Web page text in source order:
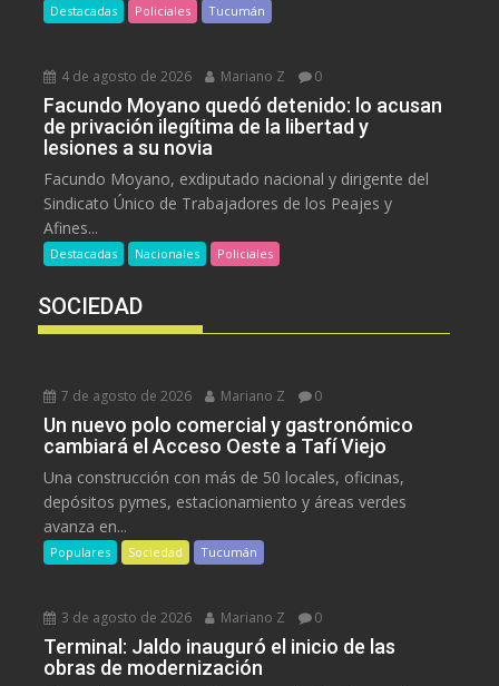
Destacadas Policiales Tucumán
4 de agosto de 2026 Mariano Z 0
Facundo Moyano quedó detenido: lo acusan
de privación ilegítima de la libertad y
lesiones a su novia
Facundo Moyano, exdiputado nacional y dirigente del
Sindicato Único de Trabajadores de los Peajes y
Afines...
Destacadas Nacionales Policiales
SOCIEDAD
7 de agosto de 2026 Mariano Z 0
Un nuevo polo comercial y gastronómico
cambiará el Acceso Oeste a Tafí Viejo
Una construcción con más de 50 locales, oficinas,
depósitos pymes, estacionamiento y áreas verdes
avanza en...
Populares Sociedad Tucumán
3 de agosto de 2026 Mariano Z 0
Terminal: Jaldo inauguró el inicio de las
obras de modernización